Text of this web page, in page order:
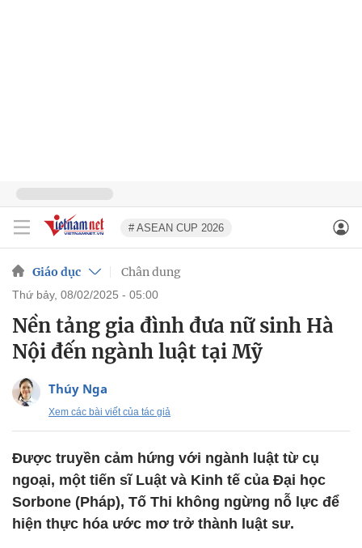
# ASEAN CUP 2026
Giáo dục Chân dung
thứ bảy, 08/02/2025 - 05:00
Nền tảng gia đình đưa nữ sinh Hà
Nội đến ngành luật tại Mỹ
Thúy Nga
Xem các bài viết của tác giả
Được truyền cảm hứng với ngành luật từ cụ
ngoại, một tiến sĩ Luật và Kinh tế của Đại học
Sorbone (Pháp), Tố Thi không ngừng nỗ lực để
hiện thực hóa ước mơ trở thành luật sư.